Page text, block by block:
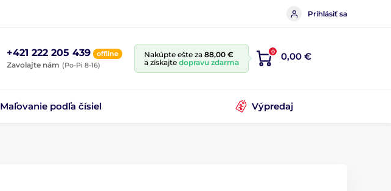
Prihlásiť sa
+421 222 205 439 offline
Zavolajte nám (Po-Pi 8-16)
Nakúpte ešte za 88,00 €
a získajte dopravu zdarma
0 0,00 €
Maľovanie podľa čísiel Výpredaj